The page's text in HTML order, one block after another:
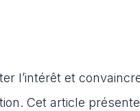
l’intérêt et
Cet article